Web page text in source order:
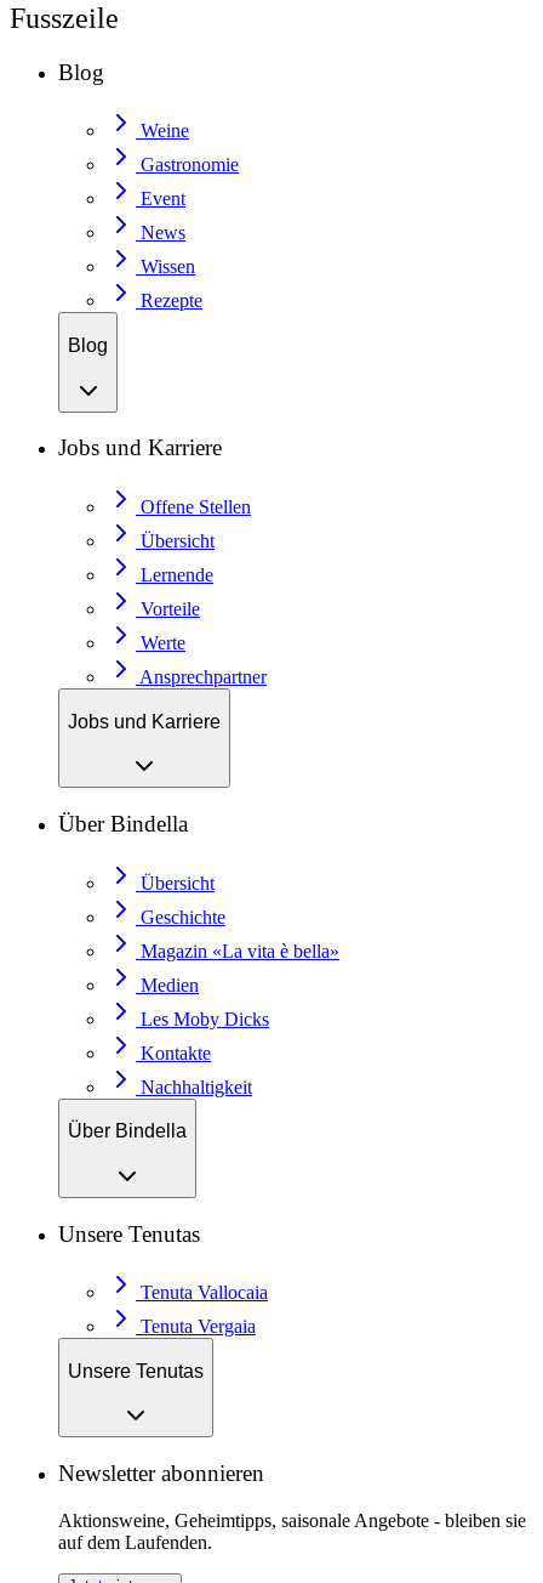
Fusszeile
Blog
Weine
Gastronomie
Event
News
Wissen
Rezepte
Blog
Jobs und Karriere
Offene Stellen
Übersicht
Lernende
Vorteile
Werte
Ansprechpartner
Jobs und Karriere
Über Bindella
Übersicht
Geschichte
Magazin «La vita è bella»
Medien
Les Moby Dicks
Kontakte
Nachhaltigkeit
Über Bindella
Unsere Tenutas
Tenuta Vallocaia
Tenuta Vergaia
Unsere Tenutas
Newsletter abonnieren
Aktionsweine, Geheimtipps, saisonale Angebote - bleiben sie
auf dem Laufenden.